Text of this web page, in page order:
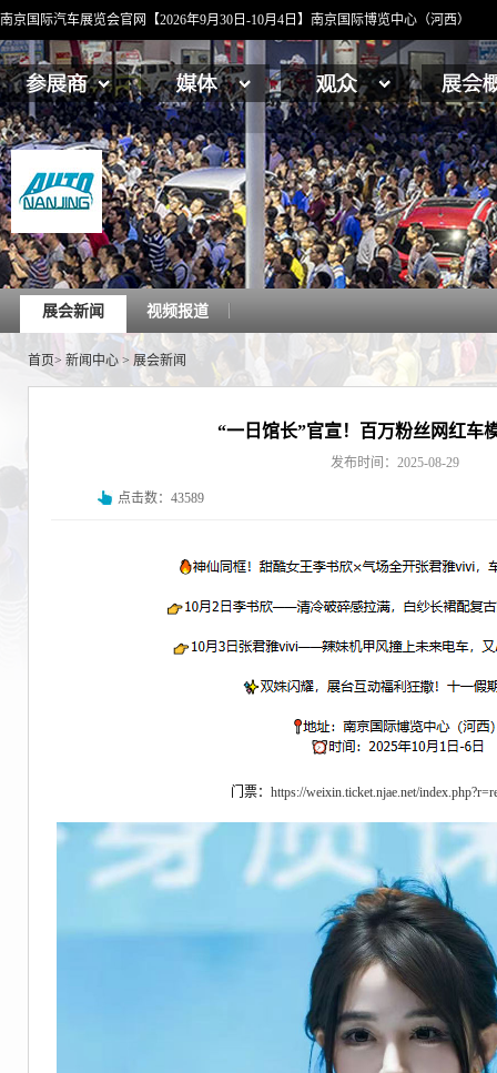
南京国际汽车展览会官网【2026年9月30日-10月4日】南京国际博览中心（河西）
展会新闻 视频报道
首页> 新闻中心 > 展会新闻
“一日馆长”官宣！百万粉丝网红车
发布时间：2025-08-29
点击数：43589
门票： https://weixin.ticket.njae.net/